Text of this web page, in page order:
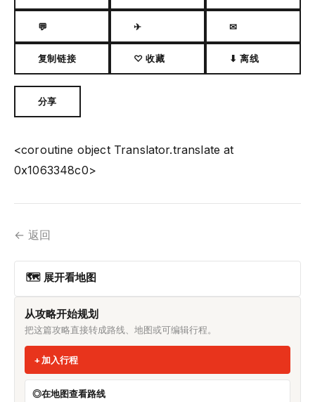
💬 ✈ ✉
复制链接 ♡ 收藏 ⬇ 离线
分享
<coroutine object Translator.translate at
0x1063348c0>
← 返回
🗺 展开看地图
从攻略开始规划
把这篇攻略直接转成路线、地图或可编辑行程。
加入行程
在地图查看路线